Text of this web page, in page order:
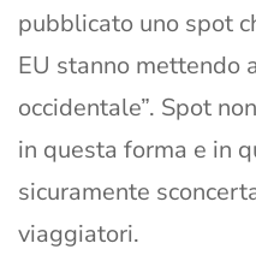
pubblicato uno spot
EU stanno mettendo
occidentale”. Spot
in questa forma e in
sicuramente
viaggiatori.